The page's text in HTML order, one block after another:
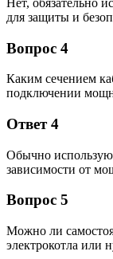
для защиты и
Вопрос 4
Каким сечением
подключении
Ответ 4
Обычно
зависимости от
Вопрос 5
Можно ли
электрокотла или